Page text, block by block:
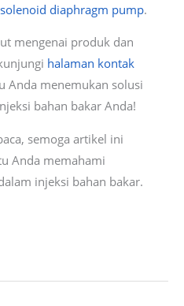
solenoid diaphragm pump.
mengenai produk dan
halaman kontak
Anda menemukan solusi
bahan bakar Anda!
semoga artikel ini
Anda memahami
injeksi bahan bakar.